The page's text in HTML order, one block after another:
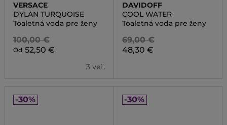
VERSACE
DYLAN TURQUOISE
Toaletná voda pre ženy
100,00 €
Od 52,50 €
3 veľ.
DAVIDOFF
COOL WATER
Toaletná voda pre ženy
69,00 €
48,30 €
-30% -30%